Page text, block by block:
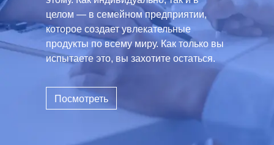
целом — в семейном предприятии,
которое создает увлекательные
продукты по всему миру. Как только вы
испытаете это, вы захотите остаться.
Посмотреть